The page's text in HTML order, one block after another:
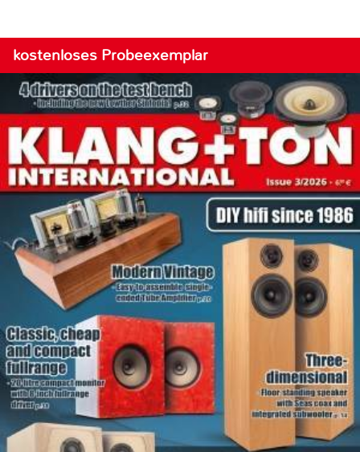
kostenloses Probeexemplar